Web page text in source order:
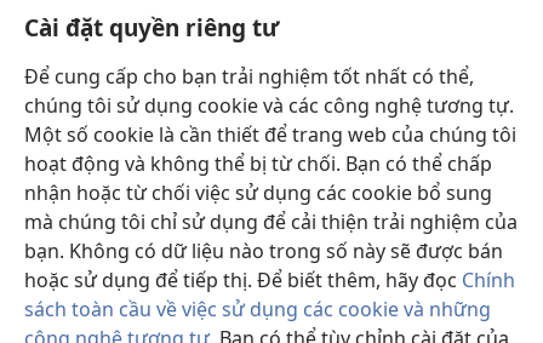
Cài đặt quyền riêng tư
Để cung cấp cho bạn trải nghiệm tốt nhất có thể,
chúng tôi sử dụng cookie và các công nghệ tương tự.
Một số cookie là cần thiết để trang web của chúng tôi
hoạt động và không thể bị từ chối. Bạn có thể chấp
nhận hoặc từ chối việc sử dụng các cookie bổ sung
mà chúng tôi chỉ sử dụng để cải thiện trải nghiệm của
bạn. Không có dữ liệu nào trong số này sẽ được bán
hoặc sử dụng để tiếp thị. Để biết thêm, hãy đọc Chính
sách toàn cầu về việc sử dụng các cookie và những
(mở
cửa
sổ
mới)
THƯ VIỆN TRỰC TUYẾN Tháp Canh
(mở
cửa
sổ
mới)
JW Hub ®
(mở
cửa
sổ
mới)
JW Library
Thư viện Tháp Canh